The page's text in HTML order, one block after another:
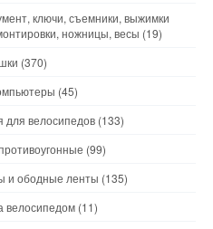
ключи, съемники, выжимки
ножницы, весы (19)
(370)
(45)
для велосипедов (133)
(99)
и ободные ленты (135)
велосипедом (11)